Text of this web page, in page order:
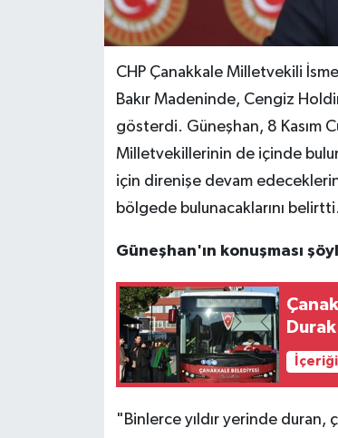
CHP Çanakkale Milletvekili
Bakır Madeninde, Cengiz
gösterdi. Güneşhan, 8 Kasım
Milletvekillerinin de içinde
için direnişe devam
bölgede bulunacaklarını belirtti.
Güneşhan'ın konuşması
"Binlerce yıldır yerinde duran,